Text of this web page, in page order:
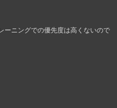
ーニングでの優先度は高くないので